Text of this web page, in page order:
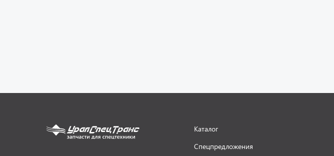
Спецпредложения
Гарантии
Доставка и оплата